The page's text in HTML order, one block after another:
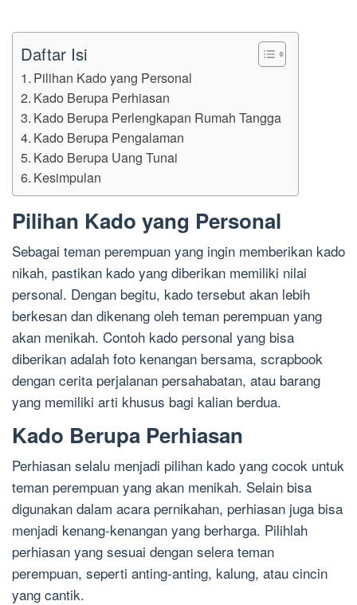
Daftar Isi
Pilihan Kado yang Personal
Kado Berupa Perhiasan
Kado Berupa Perlengkapan Rumah Tangga
Kado Berupa Pengalaman
Kado Berupa Uang Tunai
Kesimpulan
Pilihan Kado yang Personal
Sebagai teman perempuan yang ingin memberikan kado
nikah, pastikan kado yang diberikan memiliki nilai
personal. Dengan begitu, kado tersebut akan lebih
berkesan dan dikenang oleh teman perempuan yang
akan menikah. Contoh kado personal yang bisa
diberikan adalah foto kenangan bersama, scrapbook
dengan cerita perjalanan persahabatan, atau barang
yang memiliki arti khusus bagi kalian berdua.
Kado Berupa Perhiasan
Perhiasan selalu menjadi pilihan kado yang cocok untuk
teman perempuan yang akan menikah. Selain bisa
digunakan dalam acara pernikahan, perhiasan juga bisa
menjadi kenang-kenangan yang berharga. Pilihlah
perhiasan yang sesuai dengan selera teman
perempuan, seperti anting-anting, kalung, atau cincin
yang cantik.